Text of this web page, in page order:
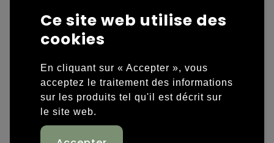
Housses et sacoches ordinateurs portables
Sacs en papier
Sacs promotionnels
Sacs de voyage
Overige kleding
Sweaters personnalisés
T-shirts personnalisés
Vestes personnalisées
Ce site web utilise des
cookies
En cliquant sur « Accepter », vous
acceptez le traitement des informations
sur les produits tel qu'il est décrit sur
le site web.